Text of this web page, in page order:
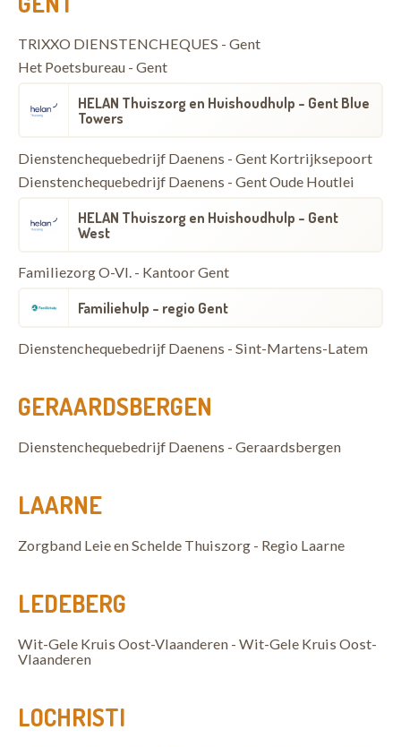
TRIXXO DIENSTENCHEQUES - Gent
Het Poetsbureau - Gent
HELAN Thuiszorg en Huishoudhulp - Gent Blue
Towers
Dienstenchequebedrijf Daenens - Gent Kortrijksepoort
Dienstenchequebedrijf Daenens - Gent Oude Houtlei
HELAN Thuiszorg en Huishoudhulp - Gent
West
Familiezorg O-Vl. - Kantoor Gent
Familiehulp - regio Gent
Dienstenchequebedrijf Daenens - Sint-Martens-Latem
GERAARDSBERGEN
Dienstenchequebedrijf Daenens - Geraardsbergen
LAARNE
Zorgband Leie en Schelde Thuiszorg - Regio Laarne
LEDEBERG
Wit-Gele Kruis Oost-Vlaanderen - Wit-Gele Kruis Oost-
Vlaanderen
LOCHRISTI